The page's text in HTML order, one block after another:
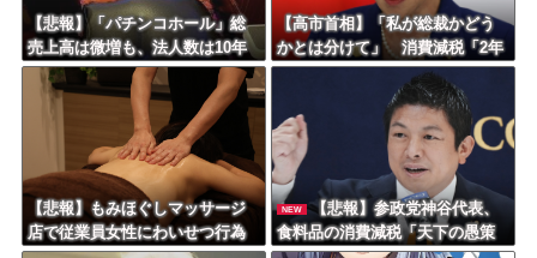
更新中止のお知らせ
海外「おめでとうタキ！」リヴァプール南野がバースデーゴール！！
Powered by livedoor 相互RSS
【悲報】「パチンコホール」総
売上高は微増も、法人数は10年
間で半減 黒字企業割合は5年ぶ
りに7割超え
【高市首相】「私が総裁かどう
かとは分けて」 消費減税「2年
後に私の責任で戻す」発言を説
【悲報】もみほぐしマッサージ
店で従業員女性にわいせつ行為
NEW
【悲報】参政党神谷代表、
食料品の消費減税「天下の愚策